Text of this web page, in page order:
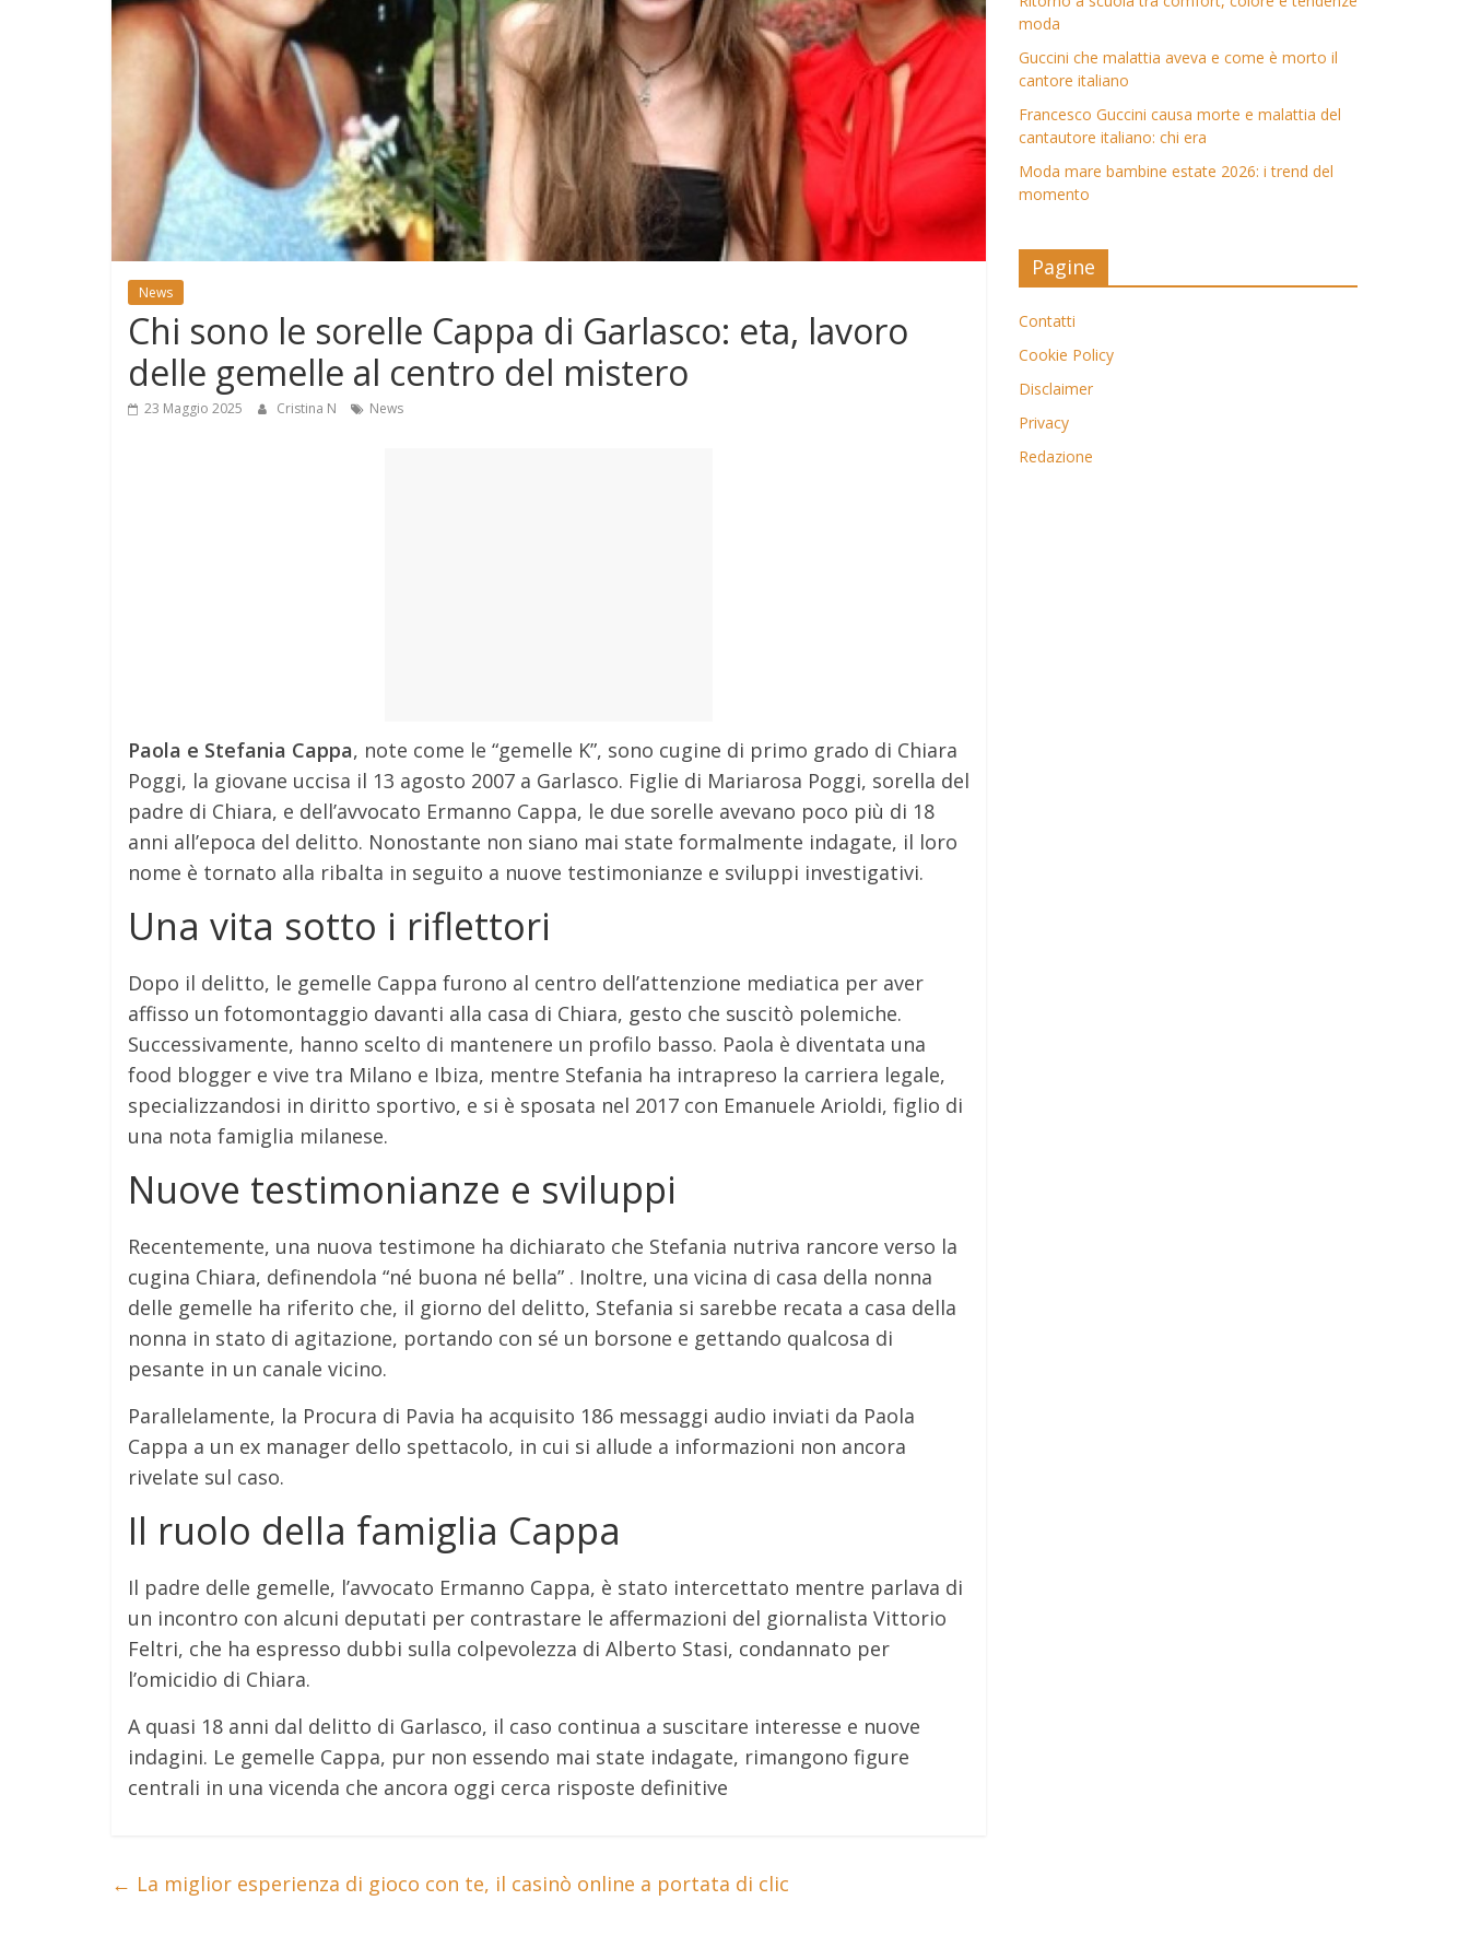
e
Mondo
News
Chi sono le sorelle Cappa di Garlasco: eta, lavoro
delle gemelle al centro del mistero
23 Maggio 2025 Cristina N News
Paola e Stefania Cappa, note come le “gemelle K”, sono cugine di primo grado di Chiara
Poggi, la giovane uccisa il 13 agosto 2007 a Garlasco. Figlie di Mariarosa Poggi, sorella del
padre di Chiara, e dell’avvocato Ermanno Cappa, le due sorelle avevano poco più di 18
anni all’epoca del delitto. Nonostante non siano mai state formalmente indagate, il loro
nome è tornato alla ribalta in seguito a nuove testimonianze e sviluppi investigativi.
Una vita sotto i riflettori
Dopo il delitto, le gemelle Cappa furono al centro dell’attenzione mediatica per aver
affisso un fotomontaggio davanti alla casa di Chiara, gesto che suscitò polemiche.
Successivamente, hanno scelto di mantenere un profilo basso. Paola è diventata una
food blogger e vive tra Milano e Ibiza, mentre Stefania ha intrapreso la carriera legale,
specializzandosi in diritto sportivo, e si è sposata nel 2017 con Emanuele Arioldi, figlio di
una nota famiglia milanese.
Nuove testimonianze e sviluppi
Recentemente, una nuova testimone ha dichiarato che Stefania nutriva rancore verso la
cugina Chiara, definendola “né buona né bella” . Inoltre, una vicina di casa della nonna
delle gemelle ha riferito che, il giorno del delitto, Stefania si sarebbe recata a casa della
nonna in stato di agitazione, portando con sé un borsone e gettando qualcosa di
pesante in un canale vicino.
Parallelamente, la Procura di Pavia ha acquisito 186 messaggi audio inviati da Paola
Cappa a un ex manager dello spettacolo, in cui si allude a informazioni non ancora
rivelate sul caso.
Il ruolo della famiglia Cappa
Il padre delle gemelle, l’avvocato Ermanno Cappa, è stato intercettato mentre parlava di
un incontro con alcuni deputati per contrastare le affermazioni del giornalista Vittorio
Feltri, che ha espresso dubbi sulla colpevolezza di Alberto Stasi, condannato per
l’omicidio di Chiara.
A quasi 18 anni dal delitto di Garlasco, il caso continua a suscitare interesse e nuove
indagini. Le gemelle Cappa, pur non essendo mai state indagate, rimangono figure
centrali in una vicenda che ancora oggi cerca risposte definitive
← La miglior esperienza di gioco con te, il casinò online a portata di clic
moda
Guccini che malattia aveva e come è morto il
cantore italiano
Francesco Guccini causa morte e malattia del
cantautore italiano: chi era
Moda mare bambine estate 2026: i trend del
momento
Pagine
Contatti
Cookie Policy
Disclaimer
Privacy
Redazione